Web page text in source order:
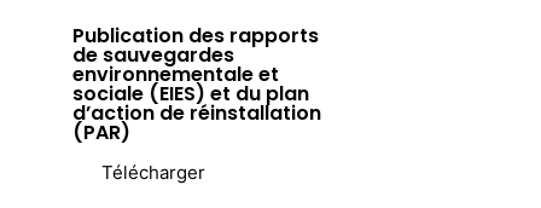
Publication des rapports
de sauvegardes
environnementale et
sociale (EIES) et du plan
d’action de réinstallation
(PAR)
Télécharger